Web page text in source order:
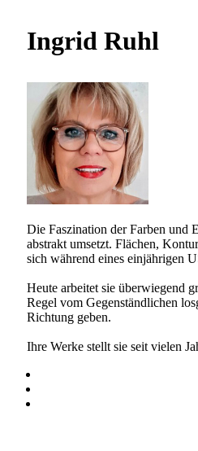
Ingrid Ruhl
Die Faszination der Farben und
abstrakt umsetzt. Flächen,
sich während eines einjährigen
Heute arbeitet sie überwiegend
Regel vom Gegenständlichen
Richtung geben.
Ihre Werke stellt sie seit vielen